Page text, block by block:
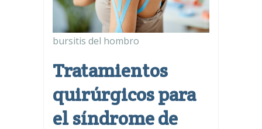
bursitis del hombro
Tratamientos
quirúrgicos para
el síndrome de